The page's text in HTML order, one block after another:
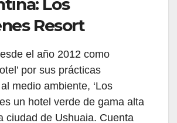
Los
Resort
el año 2012 como
por sus prácticas
medio ambiente, ‘Los
un hotel verde de gama alta
ciudad de Ushuaia. Cuenta